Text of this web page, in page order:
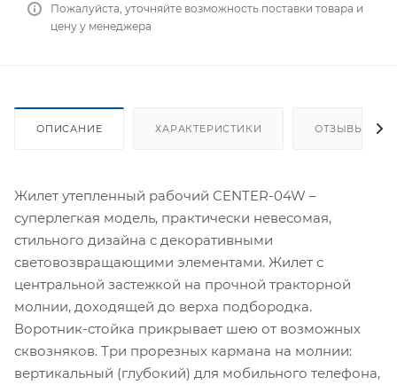
Пожалуйста, уточняйте возможность поставки товара и
цену у менеджера
ОПИСАНИЕ ХАРАКТЕРИСТИКИ ОТЗЫВЫ
Жилет утепленный рабочий CENTER-04W –
суперлегкая модель, практически невесомая,
стильного дизайна с декоративными
световозвращающими элементами. Жилет с
центральной застежкой на прочной тракторной
молнии, доходящей до верха подбородка.
Воротник-стойка прикрывает шею от возможных
сквозняков. Три прорезных кармана на молнии:
вертикальный (глубокий) для мобильного телефона,